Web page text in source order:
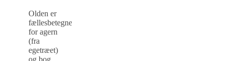
Olden er
fællesbetegnelse
for agern
(fra
egetræet)
og bog